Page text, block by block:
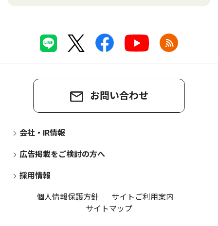
お問い合わせ
会社・IR情報
広告掲載をご検討の方へ
採用情報
個人情報保護方針
サイトご利用案内
サイトマップ